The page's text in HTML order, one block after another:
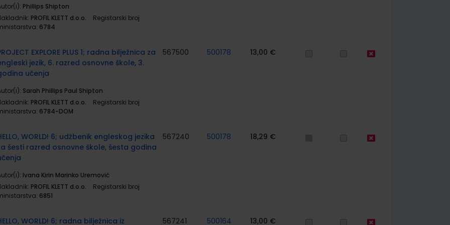
Phillips Shipton
PROFIL KLETT d.o.o.
Registarski broj
6784
EXPLORE PLUS 1; radna bilježnica za
jezik, 6. razred osnovne škole, 3.
učenja
Sarah Phillips Paul Shipton
PROFIL KLETT d.o.o.
Registarski broj
6784-DOM
567500 500178 13,00 €
WORLD! 6; udžbenik engleskog jezika
šesti razred osnovne škole, šesta godina
Ivana Kirin Marinko Uremović
PROFIL KLETT d.o.o.
Registarski broj
6851
567240 500178 18,29 €
WORLD! 6; radna bilježnica iz
567241 500164 13,00 €